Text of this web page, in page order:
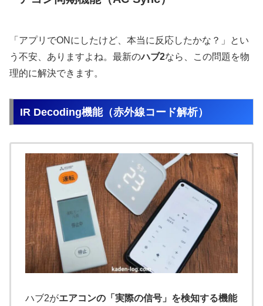
「アプリでONにしたけど、本当に反応したかな？」とい
う不安、ありますよね。最新のハブ2なら、この問題を物
理的に解決できます。
IR Decoding機能（赤外線コード解析）
ハブ2がエアコンの「実際の信号」を検知する機能